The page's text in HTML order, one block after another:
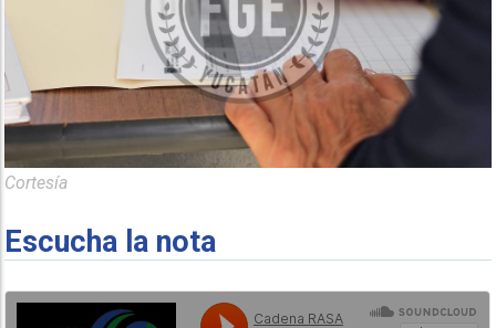
Cortesía
Escucha la nota